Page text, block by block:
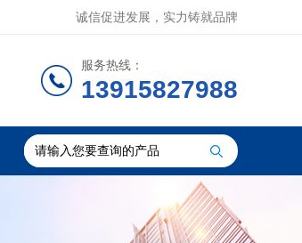
诚信促进发展，实力铸就品牌
服务热线：
13915827988